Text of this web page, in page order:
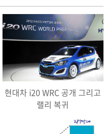
현대차 i20 WRC 공개 그리고
랠리 복귀